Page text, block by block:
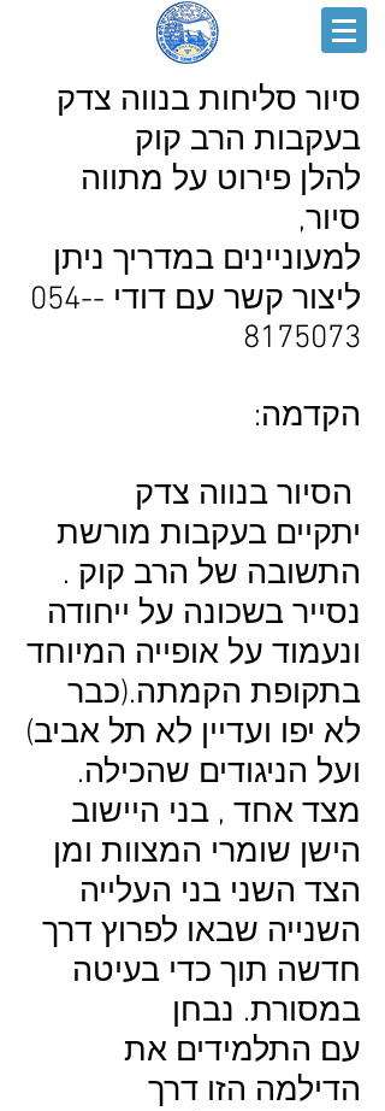
סיור סליחות בנווה צדק
בעקבות הרב קוק
להלן פירוט על מתווה
סיור,
למעוניינים במדריך ניתן
ליצור קשר עם דודי -054-
8175073
הקדמה:
הסיור בנווה צדק
יתקיים בעקבות מורשת
התשובה של הרב קוק .
נסייר בשכונה על ייחודה
ונעמוד על אופייה המיוחד
בתקופת הקמתה.(כבר
לא יפו ועדיין לא תל אביב)
ועל הניגודים שהכילה.
מצד אחד , בני היישוב
הישן שומרי המצוות ומן
הצד השני בני העלייה
השנייה שבאו לפרוץ דרך
חדשה תוך כדי בעיטה
במסורת. נבחן
עם התלמידים את
הדילמה הזו דרך